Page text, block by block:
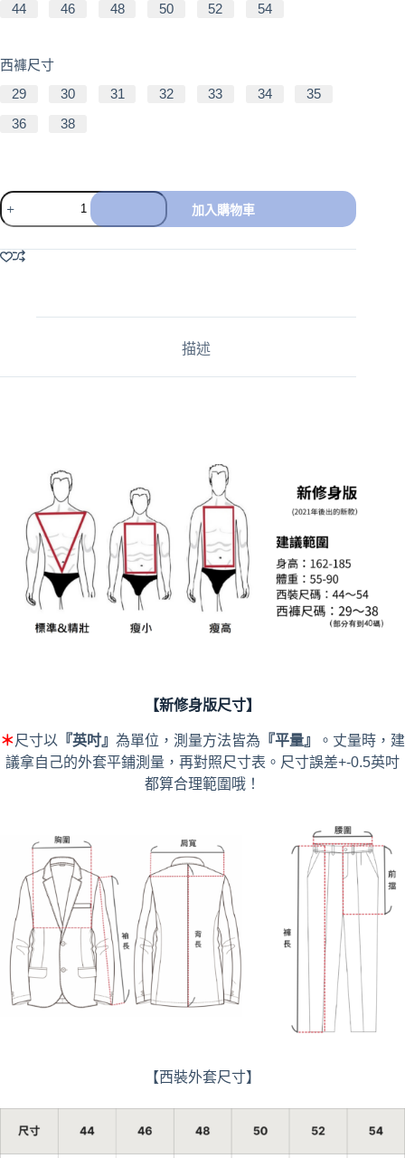
44
46 48 50 52 54
西褲尺寸
29
30 31 32 33 34
35
36
38
加入購物車
l
v
描述
【新修身版尺寸】
＊尺寸以 『英吋』 為單位，測量方法皆為 『平量』
。丈量時，建
議拿自己的外套平鋪測量，再對照尺寸表。尺寸誤差+-0.5英吋
都算合理範圍哦！
【西裝外套尺寸】